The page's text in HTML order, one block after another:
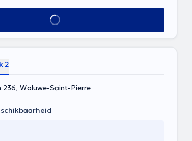
Alles zien
2
236, Woluwe-Saint-Pierre